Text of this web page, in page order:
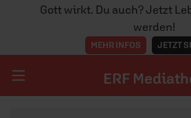
Gott wirkt. Du auch? Jetzt
werden!
MEHR INFOS JETZT
ERF